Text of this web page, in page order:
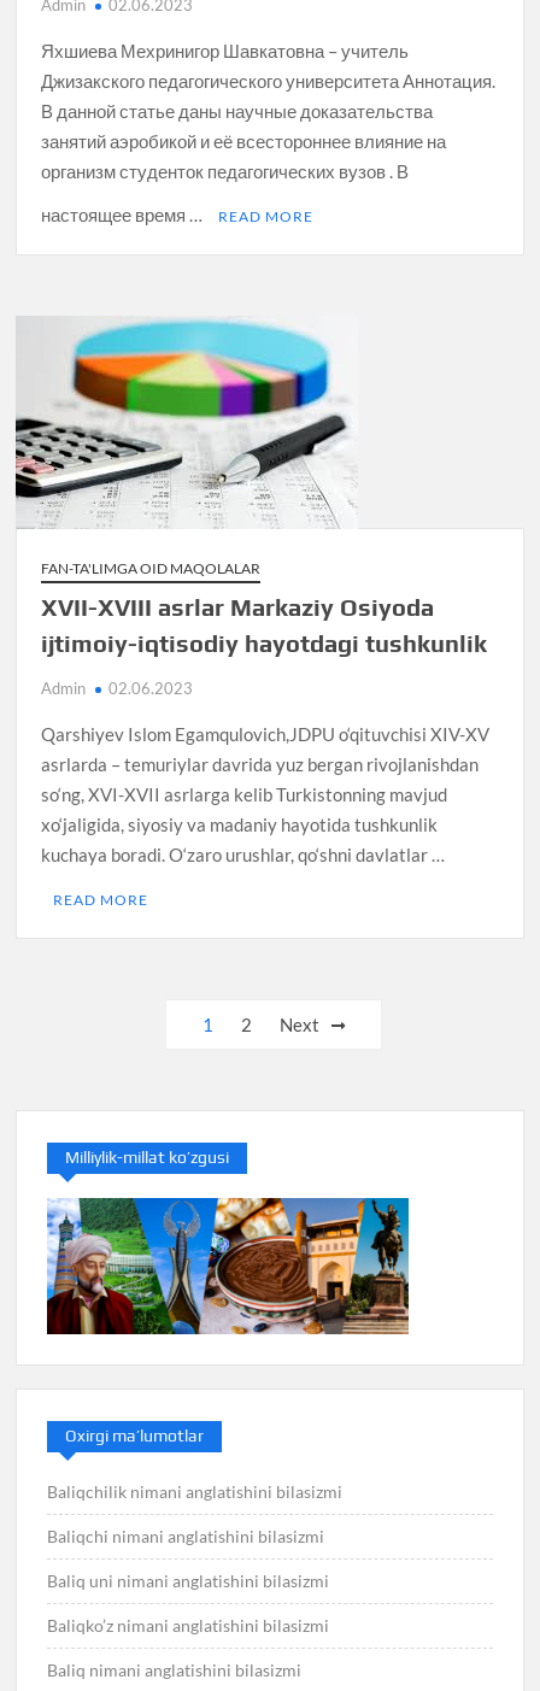
Admin 02.06.2023
Яхшиева Мехринигор Шавкатовна – учитель
Джизакского педагогического университета Аннотация.
В данной статье даны научные доказательства
занятий аэробикой и её всестороннее влияние на
организм студенток педагогических вузов . В
настоящее время …
READ MORE
FAN-TA'LIMGA OID MAQOLALAR
XVII-XVIII asrlar Markaziy Osiyoda
ijtimoiy-iqtisodiy hayotdagi tushkunlik
Admin 02.06.2023
Qarshiyev Islom Egamqulovich,JDPU o‘qituvchisi XIV-XV
asrlarda – temuriylar davrida yuz bergan rivojlanishdan
so‘ng, XVI-XVII asrlarga kelib Turkistonning mavjud
xo‘jaligida, siyosiy va madaniy hayotida tushkunlik
kuchaya boradi. O‘zaro urushlar, qo‘shni davlatlar …
READ MORE
1 2 Next
Milliylik-millat ko’zgusi
Oxirgi ma’lumotlar
Baliqchilik nimani anglatishini bilasizmi
Baliqchi nimani anglatishini bilasizmi
Baliq uni nimani anglatishini bilasizmi
Baliqko’z nimani anglatishini bilasizmi
Baliq nimani anglatishini bilasizmi